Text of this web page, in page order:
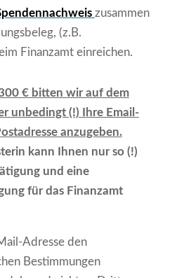
zusammen
(z.B.
Finanzamt einreichen.
€ bitten wir auf dem
unbedingt (!) Ihre Email-
anzugeben.
kann Ihnen nur so (!)
und eine
für das Finanzamt
Adresse den
Bestimmungen